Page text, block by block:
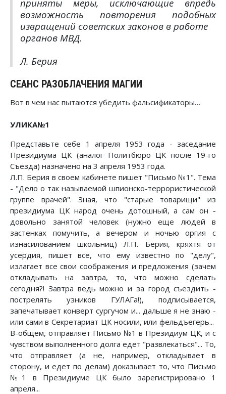
приняты меры, исключающие впредь
возможность повторения подобных
извращений советских законов в работе
органов МВД.
Л. Берия
СЕАНС РАЗОБЛАЧЕНИЯ МАГИИ
Вот в чем нас пытаются убедить фальсификаторы…
УЛИКА№1
Представьте себе 1 апреля 1953 года - заседание
Президиума ЦК (аналог Политбюро ЦК после 19-го
Съезда) назначено на 3 апреля 1953 года.
Л.П. Берия в своем кабинете пишет "Письмо №1". Тема
- "Дело о так называемой шпионско-террористической
группе врачей". Зная, что "старые товарищи" из
президиума ЦК народ очень дотошный, а сам он -
довольно занятой человек (нужно еще людей в
застенках помучить, а вечером и ночью оргия с
изнасилованием школьниц) Л.П. Берия, кряхтя от
усердия, пишет все, что ему известно по "делу",
излагает все свои соображения и предложения (зачем
откладывать на завтра, то, что можно сделать
сегодня?! Завтра ведь можно и за город съездить -
пострелять узников ГУЛАГа!), подписывается,
запечатывает конверт сургучом и... дальше я не знаю -
или сами в Секретариат ЦК носили, или фельдъегерь...
В-общем, отправляет Письмо №1 в Президиум ЦК, и с
чувством выполненного долга едет "развлекаться"... То,
что отправляет (а не, например, откладывает в
сторону, и едет по делам) доказывает то, что Письмо
№1 в Президиуме ЦК было зарегистрировано 1
апреля...